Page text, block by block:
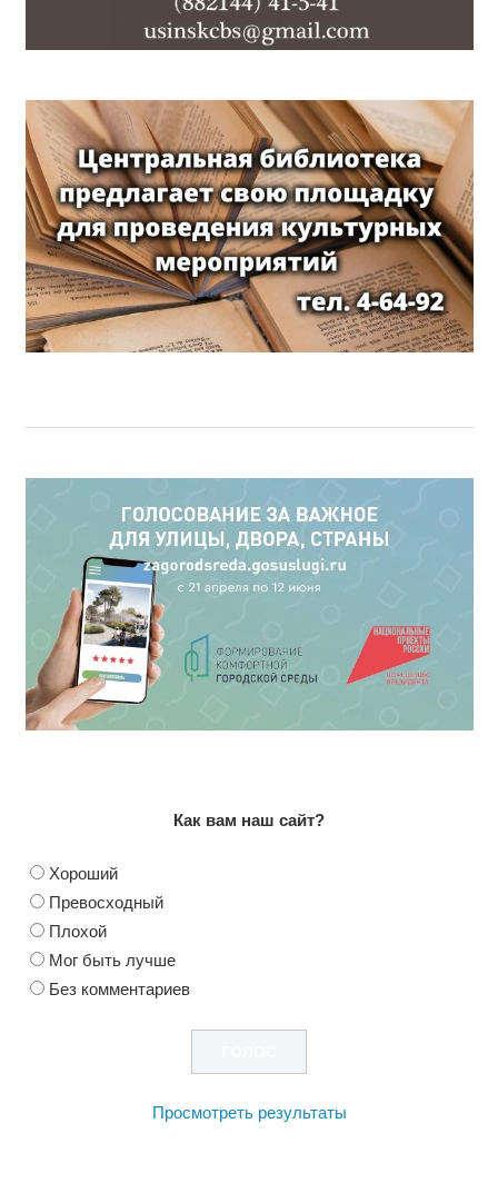
Как вам наш сайт?
Хороший
Превосходный
Плохой
Мог быть лучше
Без комментариев
Просмотреть результаты